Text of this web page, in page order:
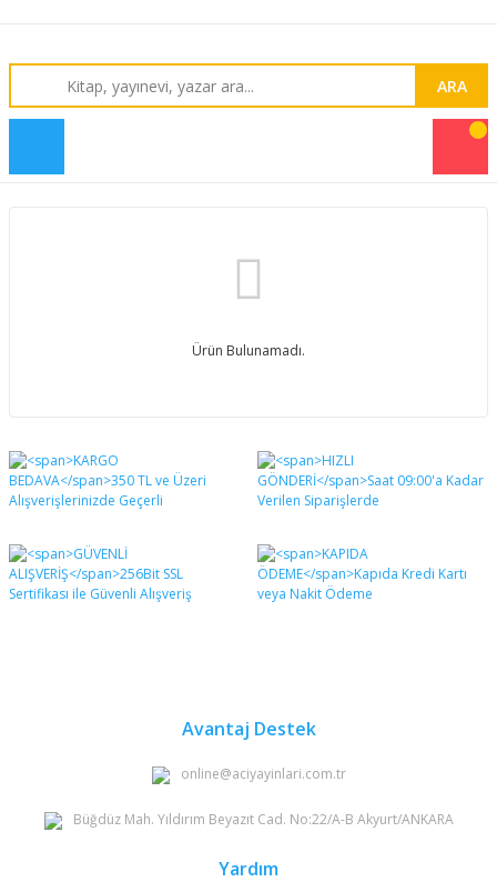
ARA
Ürün Bulunamadı.
Avantaj Destek
online@aciyayinlari.com.tr
Büğdüz Mah. Yıldırım Beyazıt Cad. No:22/A-B Akyurt/ANKARA
Yardım